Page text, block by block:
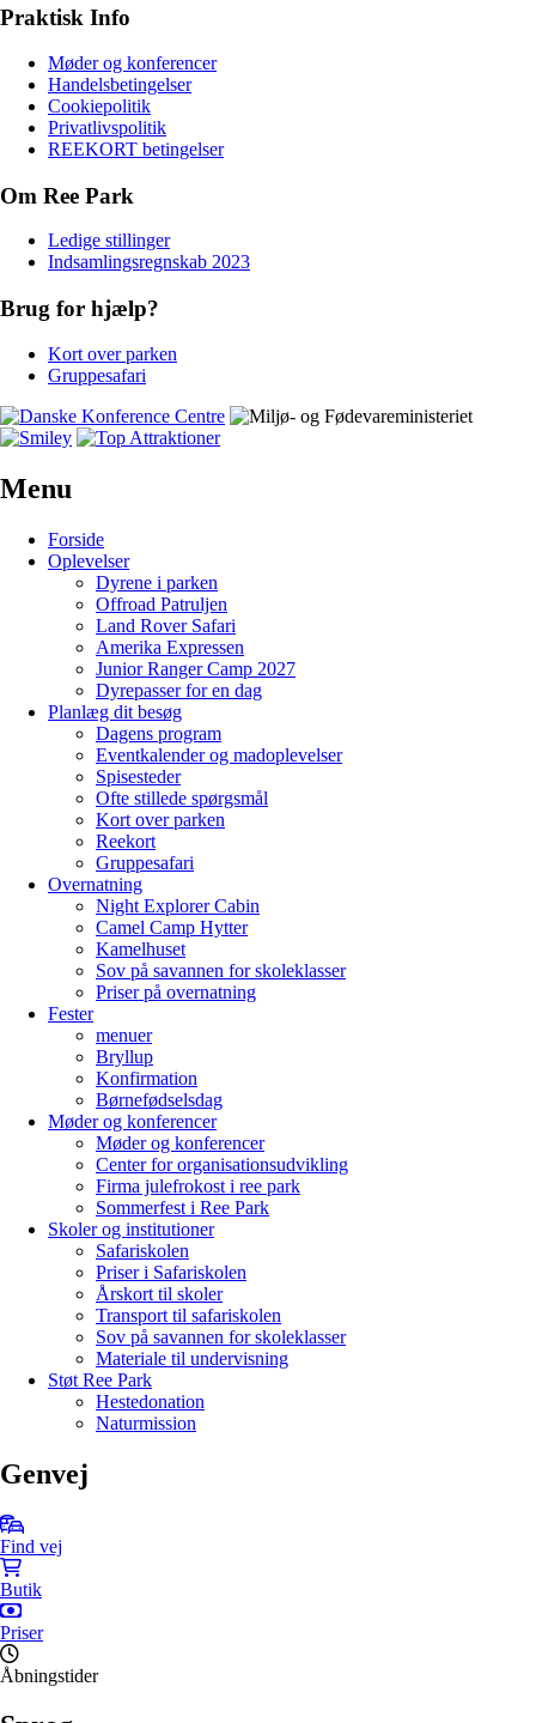
Praktisk Info
Møder og konferencer
Handelsbetingelser
Cookiepolitik
Privatlivspolitik
REEKORT betingelser
Om Ree Park
Ledige stillinger
Indsamlingsregnskab 2023
Brug for hjælp?
Kort over parken
Gruppesafari
Menu
Forside
Oplevelser
Dyrene i parken
Offroad Patruljen
Land Rover Safari
Amerika Expressen
Junior Ranger Camp 2027
Dyrepasser for en dag
Planlæg dit besøg
Dagens program
Eventkalender og madoplevelser
Spisesteder
Ofte stillede spørgsmål
Kort over parken
Reekort
Gruppesafari
Overnatning
Night Explorer Cabin
Camel Camp Hytter
Kamelhuset
Sov på savannen for skoleklasser
Priser på overnatning
Fester
menuer
Bryllup
Konfirmation
Børnefødselsdag
Møder og konferencer
Møder og konferencer
Center for organisationsudvikling
Firma julefrokost i ree park
Sommerfest i Ree Park
Skoler og institutioner
Safariskolen
Priser i Safariskolen
Årskort til skoler
Transport til safariskolen
Sov på savannen for skoleklasser
Materiale til undervisning
Støt Ree Park
Hestedonation
Naturmission
Genvej
Find vej
Butik
Priser
Åbningstider